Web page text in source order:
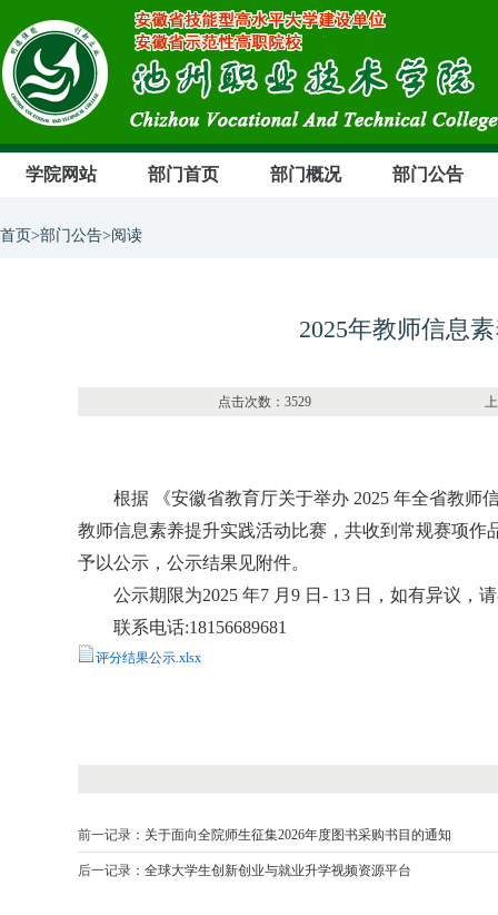
学院网站 部门首页 部门概况 部门公告
首页>部门公告>阅读
2025年教师信息
点击次数： 3529 上传部门：
根据 《安徽省教育厅关于举办 2025 年全省教师
教师信息素养提升实践活动比赛，共收到常规赛项
予以公示，公示结果见附件。
公示期限为2025 年7 月9 日- 13 日，如有异议，
联系电话:18156689681
评分结果公示.xlsx
前一记录： 关于面向全院师生征集2026年度图书采购书目的通知
后一记录： 全球大学生创新创业与就业升学视频资源平台